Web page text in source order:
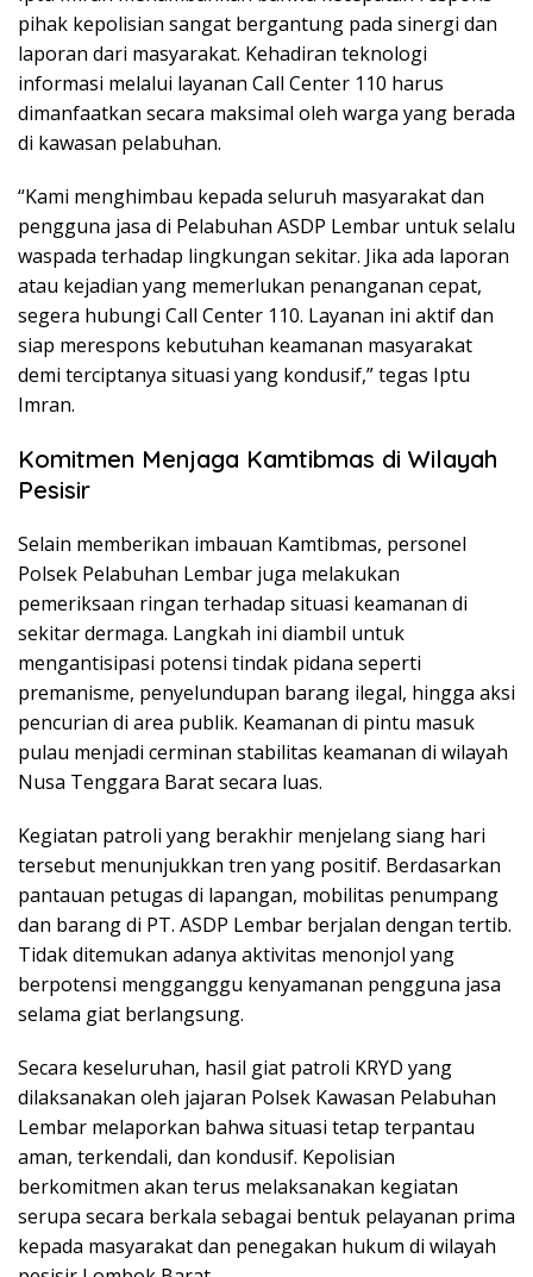
pihak kepolisian sangat bergantung pada sinergi dan
laporan dari masyarakat. Kehadiran teknologi
informasi melalui layanan Call Center 110 harus
dimanfaatkan secara maksimal oleh warga yang berada
di kawasan pelabuhan.
“Kami menghimbau kepada seluruh masyarakat dan
pengguna jasa di Pelabuhan ASDP Lembar untuk selalu
waspada terhadap lingkungan sekitar. Jika ada laporan
atau kejadian yang memerlukan penanganan cepat,
segera hubungi Call Center 110. Layanan ini aktif dan
siap merespons kebutuhan keamanan masyarakat
demi terciptanya situasi yang kondusif,” tegas Iptu
Imran.
Komitmen Menjaga Kamtibmas di Wilayah
Pesisir
Selain memberikan imbauan Kamtibmas, personel
Polsek Pelabuhan Lembar juga melakukan
pemeriksaan ringan terhadap situasi keamanan di
sekitar dermaga. Langkah ini diambil untuk
mengantisipasi potensi tindak pidana seperti
premanisme, penyelundupan barang ilegal, hingga aksi
pencurian di area publik. Keamanan di pintu masuk
pulau menjadi cerminan stabilitas keamanan di wilayah
Nusa Tenggara Barat secara luas.
Kegiatan patroli yang berakhir menjelang siang hari
tersebut menunjukkan tren yang positif. Berdasarkan
pantauan petugas di lapangan, mobilitas penumpang
dan barang di PT. ASDP Lembar berjalan dengan tertib.
Tidak ditemukan adanya aktivitas menonjol yang
berpotensi mengganggu kenyamanan pengguna jasa
selama giat berlangsung.
Secara keseluruhan, hasil giat patroli KRYD yang
dilaksanakan oleh jajaran Polsek Kawasan Pelabuhan
Lembar melaporkan bahwa situasi tetap terpantau
aman, terkendali, dan kondusif. Kepolisian
berkomitmen akan terus melaksanakan kegiatan
serupa secara berkala sebagai bentuk pelayanan prima
kepada masyarakat dan penegakan hukum di wilayah